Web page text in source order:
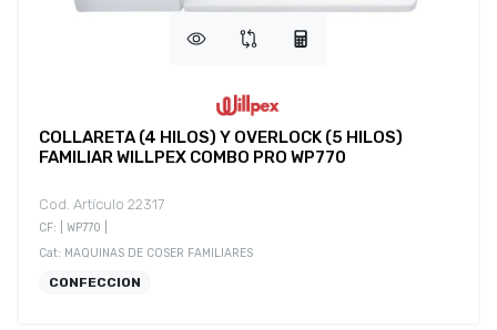
COLLARETA (4 HILOS) Y OVERLOCK (5 HILOS)
FAMILIAR WILLPEX COMBO PRO WP770
Cod. Artículo 22317
CF: | WP770 |
Cat: MAQUINAS DE COSER FAMILIARES
CONFECCION